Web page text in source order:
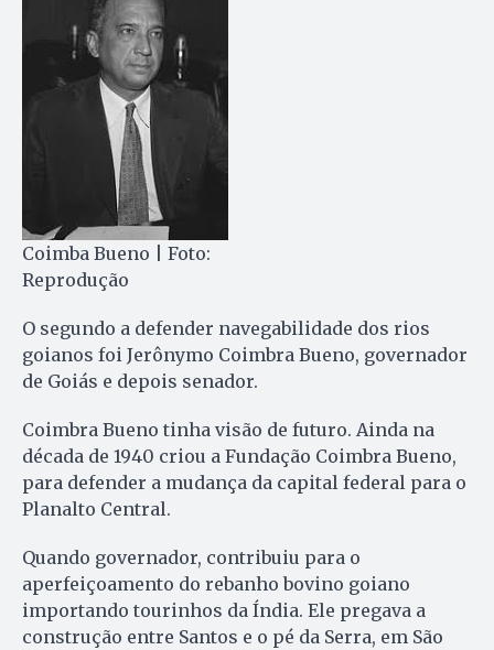
Coimba Bueno | Foto:
Reprodução
O segundo a defender navegabilidade dos rios
goianos foi Jerônymo Coimbra Bueno, governador
de Goiás e depois senador.
Coimbra Bueno tinha visão de futuro. Ainda na
década de 1940 criou a Fundação Coimbra Bueno,
para defender a mudança da capital federal para o
Planalto Central.
Quando governador, contribuiu para o
aperfeiçoamento do rebanho bovino goiano
importando tourinhos da Índia. Ele pregava a
construção entre Santos e o pé da Serra, em São